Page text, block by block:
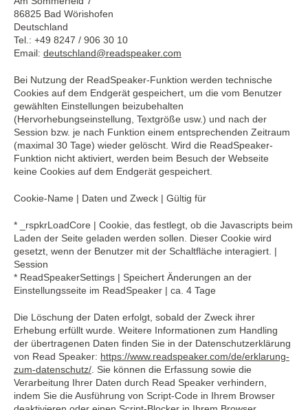
86825 Bad Wörishofen
Deutschland
Tel.: +49 8247 / 906 30 10
Email: deutschland@readspeaker.com
Bei Nutzung der ReadSpeaker-Funktion werden technische
Cookies auf dem Endgerät gespeichert, um die vom Benutzer
gewählten Einstellungen beizubehalten
(Hervorhebungseinstellung, Textgröße usw.) und nach der
Session bzw. je nach Funktion einem entsprechenden Zeitraum
(maximal 30 Tage) wieder gelöscht. Wird die ReadSpeaker-
Funktion nicht aktiviert, werden beim Besuch der Webseite
keine Cookies auf dem Endgerät gespeichert.
Cookie-Name | Daten und Zweck | Gültig für
* _rspkrLoadCore | Cookie, das festlegt, ob die Javascripts beim
Laden der Seite geladen werden sollen. Dieser Cookie wird
gesetzt, wenn der Benutzer mit der Schaltfläche interagiert. |
Session
* ReadSpeakerSettings | Speichert Änderungen an der
Einstellungsseite im ReadSpeaker | ca. 4 Tage
Die Löschung der Daten erfolgt, sobald der Zweck ihrer
Erhebung erfüllt wurde. Weitere Informationen zum Handling
der übertragenen Daten finden Sie in der Datenschutzerklärung
von Read Speaker: https://www.readspeaker.com/de/erklarung-
zum-datenschutz/. Sie können die Erfassung sowie die
Verarbeitung Ihrer Daten durch Read Speaker verhindern,
indem Sie die Ausführung von Script-Code in Ihrem Browser